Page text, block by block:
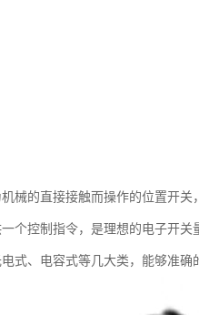
械的直接接触而操作的位置开
个控制指令，是理想的电子开
式、电容式等几大类，能够准确